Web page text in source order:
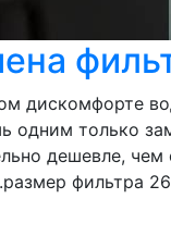
дискомфорте
только
дешевле,
фильтра